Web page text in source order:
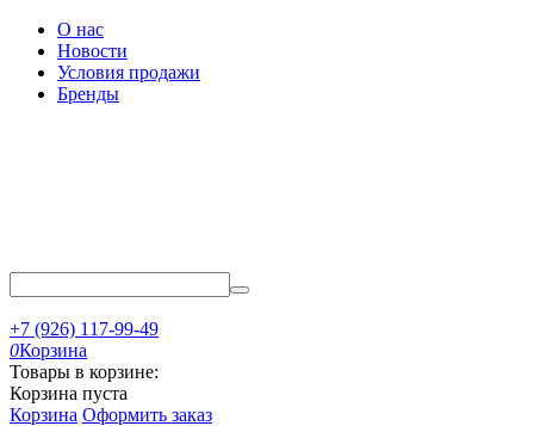
О нас
Новости
Условия продажи
Бренды
+7 (926) 117-99-49
0Корзина
Товары в корзине:
Корзина пуста
Корзина Оформить заказ